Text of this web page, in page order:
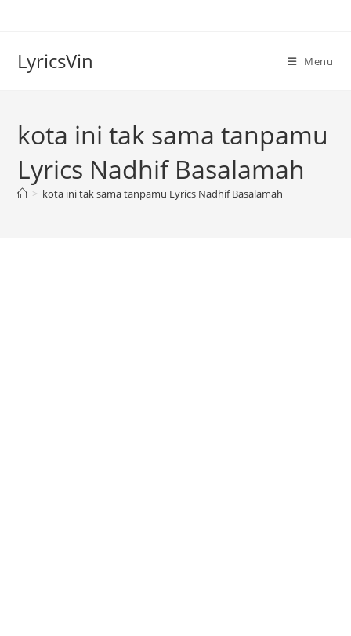
LyricsVin Menu
kota ini tak sama tanpamu
Lyrics Nadhif Basalamah
> kota ini tak sama tanpamu Lyrics Nadhif Basalamah